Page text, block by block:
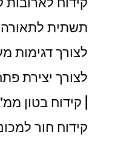
תשתית לתאורה
לצורך דגימות
לצורך יצירת
| קידוח בטון
קידוח חור